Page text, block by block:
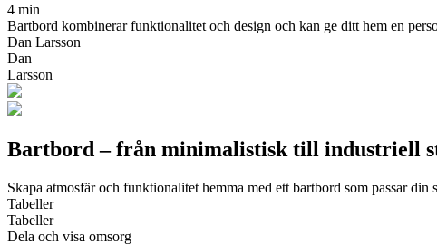
4 min
Bartbord kombinerar funktionalitet och design och kan ge ditt hem en
Dan Larsson
Dan
Larsson
Bartbord – från minimalistisk till industriell
Skapa atmosfär och funktionalitet hemma med ett bartbord som passar din
Tabeller
Tabeller
Dela och visa omsorg